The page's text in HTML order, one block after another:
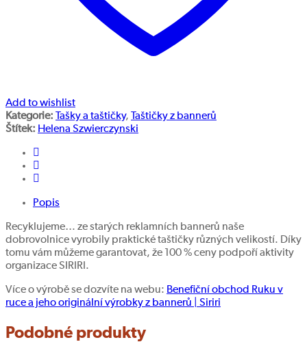
Add to wishlist
Kategorie:
Tašky a taštičky,
Taštičky z bannerů
Štítek: Helena Szwierczynski
Popis
Recyklujeme… ze starých reklamních bannerů naše
dobrovolnice vyrobily praktické taštičky různých velikostí. Díky
tomu vám můžeme garantovat, že 100 % ceny podpoří aktivity
organizace SIRIRI.
Více o výrobě se dozvíte na webu: Benefiční obchod Ruku v
ruce a jeho originální výrobky z bannerů | Siriri
Podobné produkty